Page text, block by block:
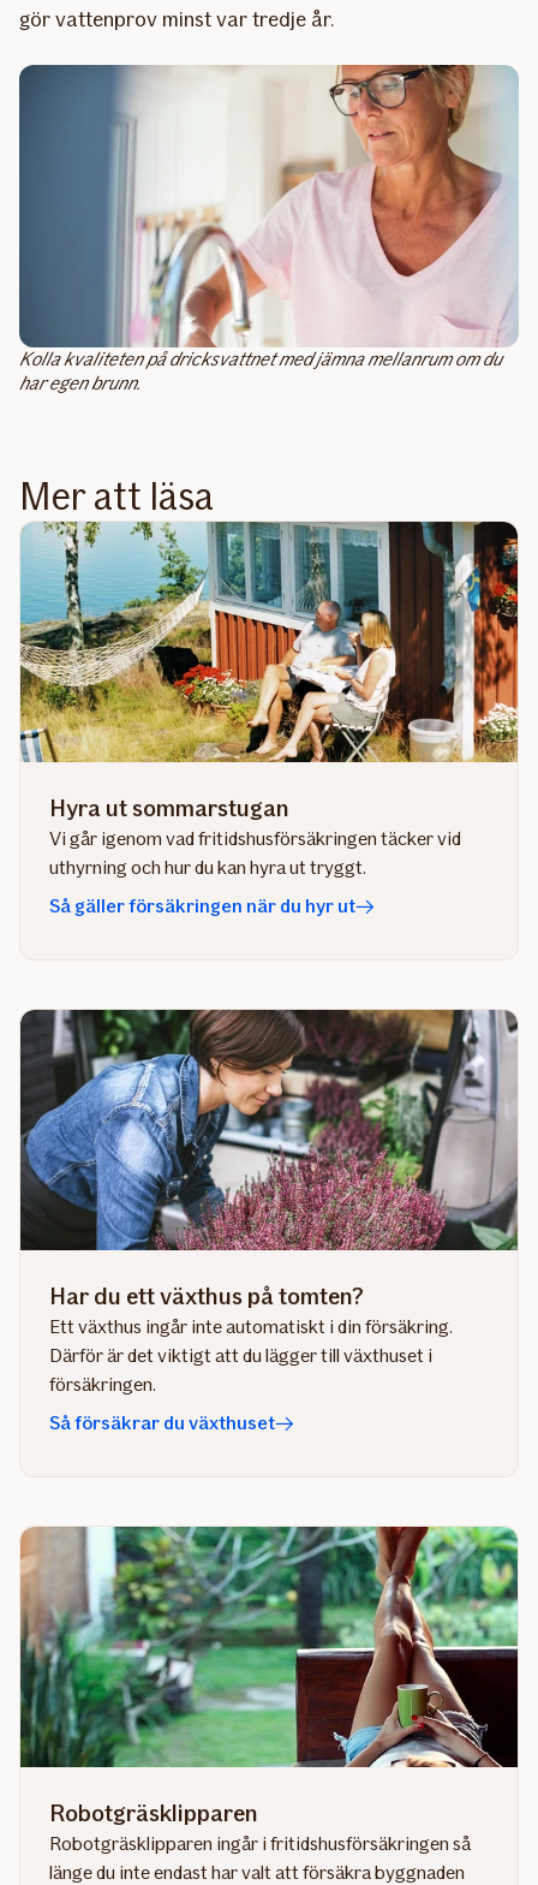
gör vattenprov minst var tredje år.
Kolla kvaliteten på dricksvattnet med jämna mellanrum om du
har egen brunn.
Mer att läsa
Hyra ut sommarstugan
Vi går igenom vad fritidshusförsäkringen täcker vid
uthyrning och hur du kan hyra ut tryggt.
Så gäller försäkringen när du hyr ut
Har du ett växthus på tomten?
Ett växthus ingår inte automatiskt i din försäkring.
Därför är det viktigt att du lägger till växthuset i
försäkringen.
Så försäkrar du växthuset
Robotgräsklipparen
Robotgräsklipparen ingår i fritidshusförsäkringen så
länge du inte endast har valt att försäkra byggnaden